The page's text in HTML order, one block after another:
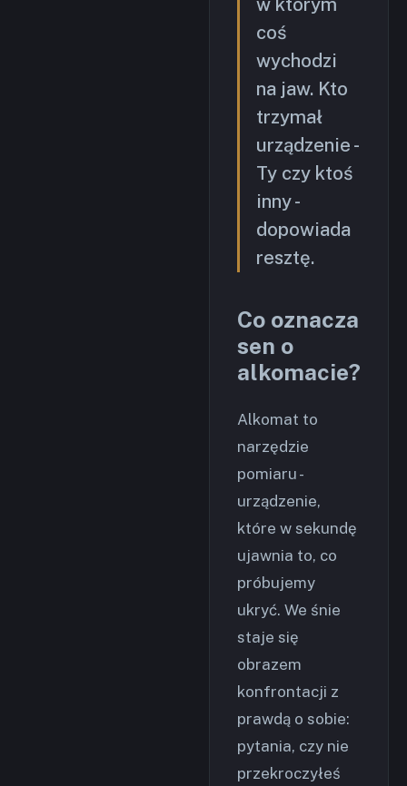
coś
wychodzi
na jaw. Kto
trzymał
urządzenie -
Ty czy ktoś
inny -
dopowiada
resztę.
Co oznacza
sen o
alkomacie?
Alkomat to
narzędzie
pomiaru -
urządzenie,
które w sekundę
ujawnia to, co
próbujemy
ukryć. We śnie
staje się
obrazem
konfrontacji z
prawdą o sobie:
pytania, czy nie
przekroczyłeś